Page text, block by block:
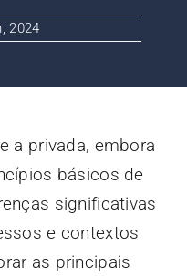
Contato
2024
a privada, embora
básicos de
significativas
e contextos
as principais